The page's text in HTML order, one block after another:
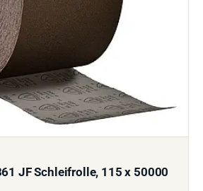
JF Schleifrolle, 115 x 50000